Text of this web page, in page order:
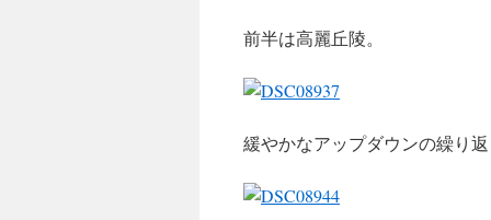
前半は高麗丘陵。
緩やかなアップダウンの繰り返